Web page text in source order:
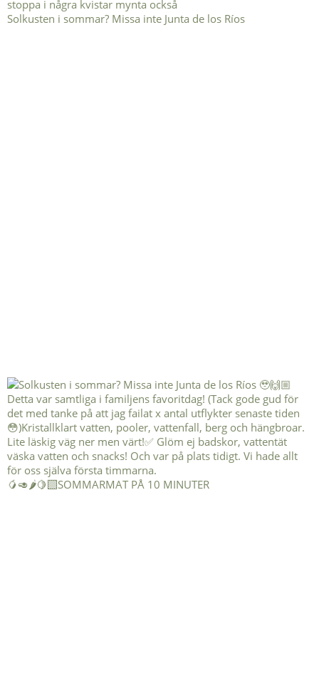
Solkusten i sommar? Missa inte Junta de los Ríos
🥭🥑🌶️🍋‍🟩SOMMARMAT PÅ 10 MINUTER